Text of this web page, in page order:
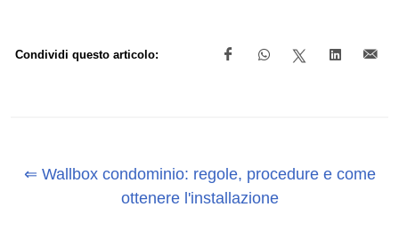
Condividi questo articolo:
⇐ Wallbox condominio: regole, procedure e come
ottenere l'installazione